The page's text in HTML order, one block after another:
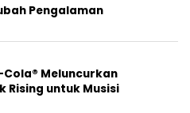
Pengalaman
Meluncurkan
Rising untuk Musisi